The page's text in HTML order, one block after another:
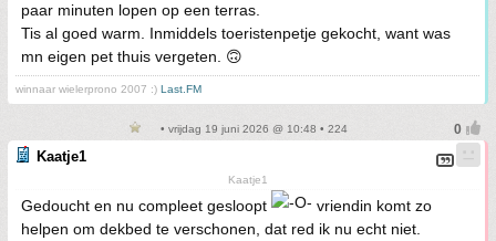
paar minuten lopen op een terras.
Tis al goed warm. Inmiddels toeristenpetje gekocht, want was
mn eigen pet thuis vergeten. 🙃
winnaar wielerprono 2007 :) Last.FM
• vrijdag 19 juni 2026 @ 10:48 • 224
Kaatje1
Kaatje1
Gedoucht en nu compleet gesloopt
vriendin komt zo
helpen om dekbed te verschonen, dat red ik nu echt niet.